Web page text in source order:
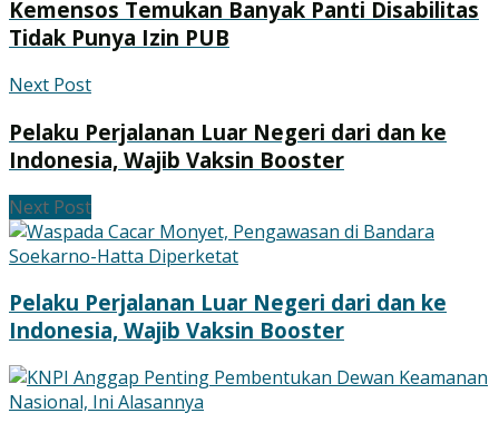
Kemensos Temukan Banyak Panti Disabilitas
Tidak Punya Izin PUB
Next Post
Pelaku Perjalanan Luar Negeri dari dan ke
Indonesia, Wajib Vaksin Booster
Next Post
Pelaku Perjalanan Luar Negeri dari dan ke
Indonesia, Wajib Vaksin Booster